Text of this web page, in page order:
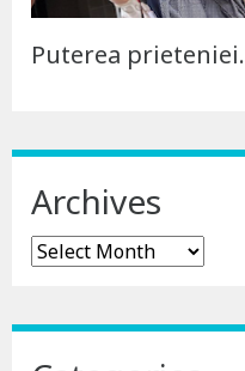
Puterea prieteniei.
Archives
Archives